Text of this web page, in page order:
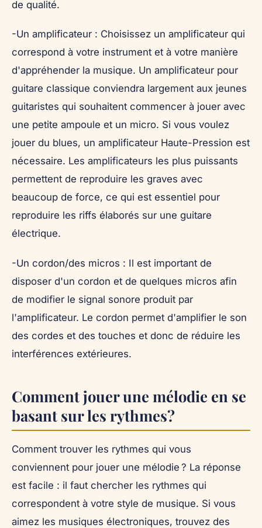
de qualité.
-Un amplificateur : Choisissez un amplificateur qui
correspond à votre instrument et à votre manière
d'appréhender la musique. Un amplificateur pour
guitare classique conviendra largement aux jeunes
guitaristes qui souhaitent commencer à jouer avec
une petite ampoule et un micro. Si vous voulez
jouer du blues, un amplificateur Haute-Pression est
nécessaire. Les amplificateurs les plus puissants
permettent de reproduire les graves avec
beaucoup de force, ce qui est essentiel pour
reproduire les riffs élaborés sur une guitare
électrique.
-Un cordon/des micros : Il est important de
disposer d'un cordon et de quelques micros afin
de modifier le signal sonore produit par
l'amplificateur. Le cordon permet d'amplifier le son
des cordes et des touches et donc de réduire les
interférences extérieures.
Comment jouer une mélodie en se
basant sur les rythmes?
Comment trouver les rythmes qui vous
conviennent pour jouer une mélodie ? La réponse
est facile : il faut chercher les rythmes qui
correspondent à votre style de musique. Si vous
aimez les musiques électroniques, trouvez des